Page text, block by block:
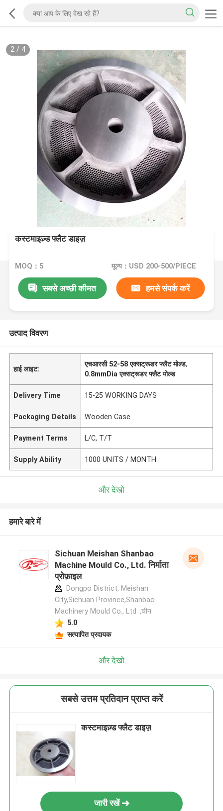
2/ 4
कस्टमाइज़्ड फ्लैट डाइज़
MOQ：5 मूल्य：USD 200-500/PIECE
सबसे अच्छी कीमत हमसे संपर्क करें
उत्पाद विवरण
हाई लाइट:
एचआरसी 52-58 एक्सट्रूडर फ्लैट मोल्ड,
0.8mmDia एक्सट्रूडर फ्लैट मोल्ड
Delivery Time 15-25 WORKING DAYS
Packaging Details Wooden Case
Payment Terms L/C, T/T
Supply Ability 1000 UNITS / MONTH
और देखो
हमारे बारे में
Sichuan Meishan Shanbao
Machine Mould Co., Ltd. निर्माता
प्रोफ़ाइल
Dongpo District, Meishan
City,Sichuan Province,Shanbao
Machinery Mould Co., Ltd. ,चीन
5.0
सत्यापित प्रदायक
और देखो
सबसे उत्तम प्रतिदान प्राप्त करें
कस्टमाइज़्ड फ्लैट डाइज़
जारी रखें